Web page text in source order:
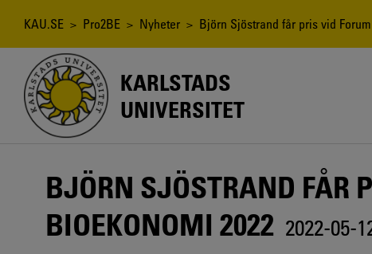
Länkstig
KAU.SE > Pro2BE > Nyheter > Björn Sjöstrand får pris vid
KARLSTADS
UNIVERSITET
BJÖRN SJÖSTRAND FÅR
BIOEKONOMI 2022 2022-05-